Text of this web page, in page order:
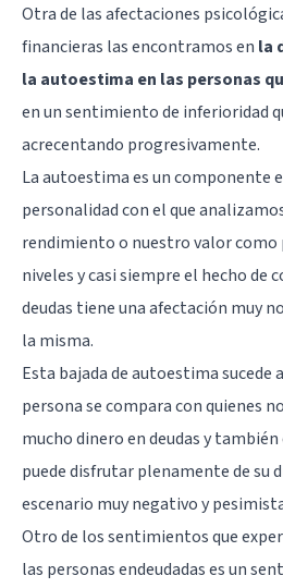
Otra de las afectaciones
financieras las encontramos en la
la autoestima en las personas
en un sentimiento de inferioridad
acrecentando progresivamente.
La autoestima es un componente
personalidad con el que
rendimiento o nuestro valor como
niveles y casi siempre el hecho de
deudas tiene una afectación muy
la misma.
Esta bajada de autoestima sucede
persona se compara con quienes
mucho dinero en deudas y también
puede disfrutar plenamente de su
escenario muy negativo y
Otro de los sentimientos que
las personas endeudadas es un